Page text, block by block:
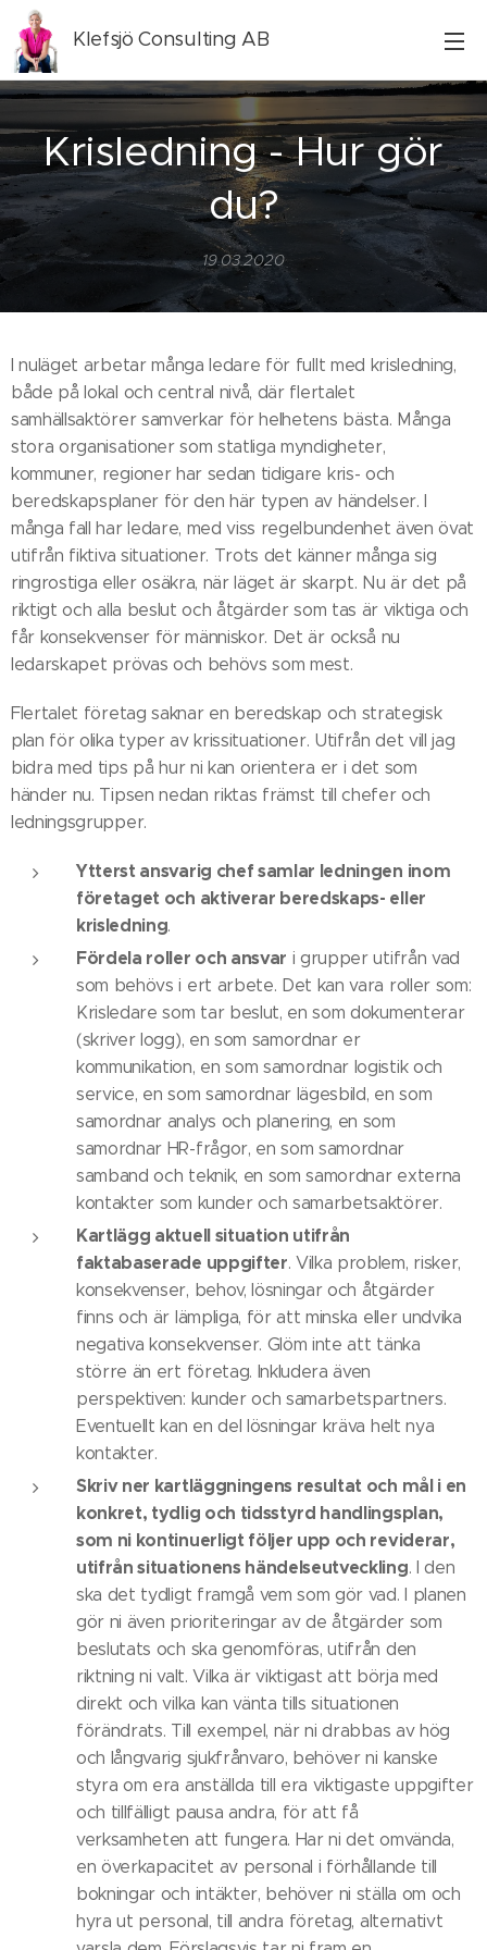
Klefsjö Consulting AB
Krisledning - Hur gör
du?
19.03.2020
I nuläget arbetar många ledare för fullt med krisledning,
både på lokal och central nivå, där flertalet
samhällsaktörer samverkar för helhetens bästa. Många
stora organisationer som statliga myndigheter,
kommuner, regioner har sedan tidigare kris- och
beredskapsplaner för den här typen av händelser. I
många fall har ledare, med viss regelbundenhet även övat
utifrån fiktiva situationer. Trots det känner många sig
ringrostiga eller osäkra, när läget är skarpt. Nu är det på
riktigt och alla beslut och åtgärder som tas är viktiga och
får konsekvenser för människor. Det är också nu
ledarskapet prövas och behövs som mest.
Flertalet företag saknar en beredskap och strategisk
plan för olika typer av krissituationer. Utifrån det vill jag
bidra med tips på hur ni kan orientera er i det som
händer nu. Tipsen nedan riktas främst till chefer och
ledningsgrupper.
Ytterst ansvarig chef samlar ledningen inom
företaget och aktiverar beredskaps- eller
krisledning.
Fördela roller och ansvar i grupper utifrån vad
som behövs i ert arbete. Det kan vara roller som:
Krisledare som tar beslut, en som dokumenterar
(skriver logg), en som samordnar er
kommunikation, en som samordnar logistik och
service, en som samordnar lägesbild, en som
samordnar analys och planering, en som
samordnar HR-frågor, en som samordnar
samband och teknik, en som samordnar externa
kontakter som kunder och samarbetsaktörer.
Kartlägg aktuell situation utifrån
faktabaserade uppgifter. Vilka problem, risker,
konsekvenser, behov, lösningar och åtgärder
finns och är lämpliga, för att minska eller undvika
negativa konsekvenser. Glöm inte att tänka
större än ert företag. Inkludera även
perspektiven: kunder och samarbetspartners.
Eventuellt kan en del lösningar kräva helt nya
kontakter.
Skriv ner kartläggningens resultat och mål i en
konkret, tydlig och tidsstyrd handlingsplan,
som ni kontinuerligt följer upp och reviderar,
utifrån situationens händelseutveckling. I den
ska det tydligt framgå vem som gör vad. I planen
gör ni även prioriteringar av de åtgärder som
beslutats och ska genomföras, utifrån den
riktning ni valt. Vilka är viktigast att börja med
direkt och vilka kan vänta tills situationen
förändrats. Till exempel, när ni drabbas av hög
och långvarig sjukfrånvaro, behöver ni kanske
styra om era anställda till era viktigaste uppgifter
och tillfälligt pausa andra, för att få
verksamheten att fungera. Har ni det omvända,
en överkapacitet av personal i förhållande till
bokningar och intäkter, behöver ni ställa om och
hyra ut personal, till andra företag, alternativt